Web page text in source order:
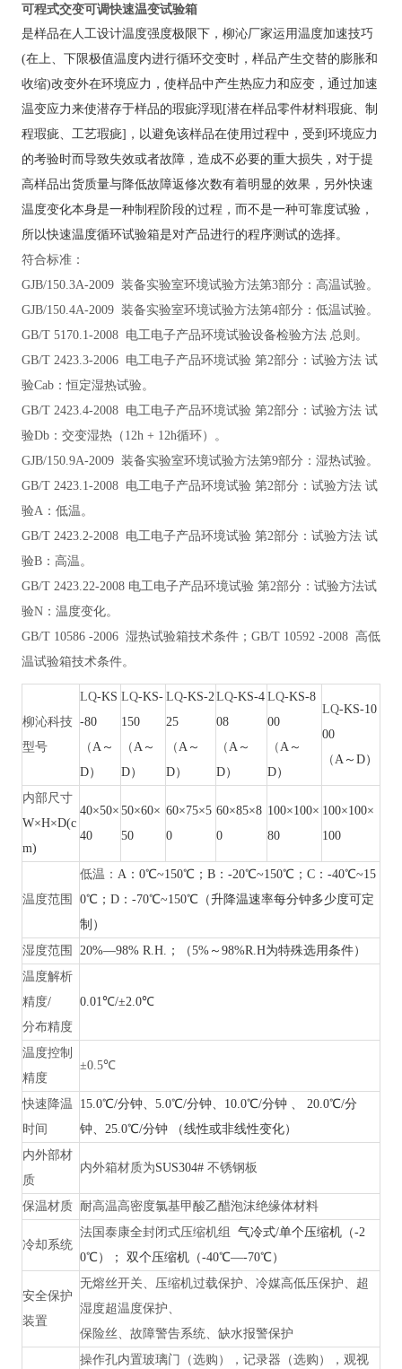
可程式交变可调快速温变试验箱
是样品在人工设计温度强度极限下，柳沁厂家运用温度加速技巧
(在上、下限极值温度内进行循环交变时，样品产生交替的膨胀和
收缩)改变外在环境应力，使样品中产生热应力和应变，通过加速
温变应力来使潜存于样品的瑕疵浮现[潜在样品零件材料瑕疵、制
程瑕疵、工艺瑕疵]，以避免该样品在使用过程中，受到环境应力
的考验时而导致失效或者故障，造成不必要的重大损失，对于提
高样品出货质量与降低故障返修次数有着明显的效果，另外快速
温度变化本身是一种制程阶段的过程，而不是一种可靠度试验，
所以快速温度循环试验箱是对产品进行的程序测试的选择。
符合标准：
GJB/150.3A-2009 装备实验室环境试验方法第3部分：高温试验。
GJB/150.4A-2009 装备实验室环境试验方法第4部分：低温试验。
GB/T 5170.1-2008 电工电子产品环境试验设备检验方法 总则 。
GB/T 2423.3-2006 电工电子产品环境试验 第2部分：试验方法 试
验Cab：恒定湿热试验。
GB/T 2423.4-2008 电工电子产品环境试验 第2部分：试验方法 试
验Db：交变湿热（12h + 12h循环） 。
GJB/150.9A-2009 装备实验室环境试验方法第9部分：湿热试验。
GB/T 2423.1-2008 电工电子产品环境试验 第2部分：试验方法 试
验A：低温。
GB/T 2423.2-2008 电工电子产品环境试验 第2部分：试验方法 试
验B：高温。
GB/T 2423.22-2008 电工电子产品环境试验 第2部分：试验方法试
验N：温度变化。
GB/T 10586 -2006 湿热试验箱技术条件；GB/T 10592 -2008 高低
温试验箱技术条件。
柳沁科技
型号
LQ-KS
-80
（A～
D）
LQ-KS-
150
（A～
D）
LQ-KS-2
25
（A～
D）
LQ-KS-4
08
（A～
D）
LQ-KS-8
00
（A～
D）
LQ-KS-10
00
（A～D）
内部尺寸
W×H×D(c
m)
40×50×
40
50×60×
50
60×75×5
0
60×85×8
0
100×100×
80
100×100×
100
温度范围
低温： A：0℃~150℃；B：-20℃~150℃；C：-40℃~15
0℃；D：-70℃~150℃（升降温速率每分钟多少度可定
制）
湿度范围
20%—98% R.H.；（5%～98%R.H为特殊选用条件）
温度解析
精度/
分布精度
0.01℃/±2.0℃
温度控制
精度
±0.5℃
快速降温
时间
15.0℃/分钟、5.0℃/分钟、10.0℃/分钟 、 20.0℃/分
钟、25.0℃/分钟 （线性或非线性变化）
内外部材
质
内外箱材质为SUS304# 不锈钢板
保温材质 耐高温高密度氯基甲酸乙醋泡沫绝缘体材料
冷却系统
法国泰康全封闭式压缩机组
气冷式/单个压缩机（-2
0℃）； 双个压缩机（-40℃—-70℃）
安全保护
装置
无熔丝开关、压缩机过载保护、冷媒高低压保护、超
湿度超温度保护、
保险丝、故障警告系统、缺水报警保护
操作孔内置玻璃门（选购），记录器（选购），观视